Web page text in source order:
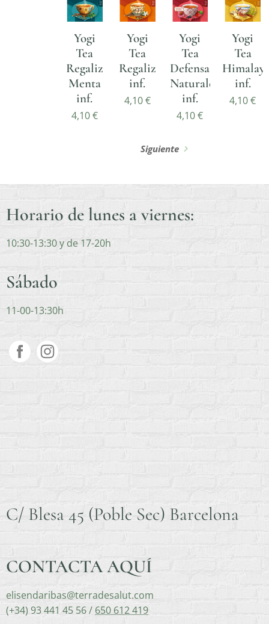
Yogi
Tea
Regaliz
Menta
inf.
4,10€
Yogi
Tea
Regaliz
inf.
4,10€
Yogi
Tea
Defensas
Naturales
inf.
4,10€
Yogi
Tea
inf.
4,10€
Siguiente
Horario de lunes a viernes:
10:30-13:30 y de 17-20h
Sábado
11-00-13:30h
C/ Blesa 45 (Poble Sec) Barcelona
CONTACTA AQUÍ
elisendaribas@terradesalut.com
(+34) 93 441 45 56 / 650 612 419